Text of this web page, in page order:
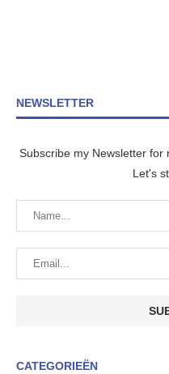
NEWSLETTER
Subscribe my Newsletter for
Let's
CATEGORIEËN